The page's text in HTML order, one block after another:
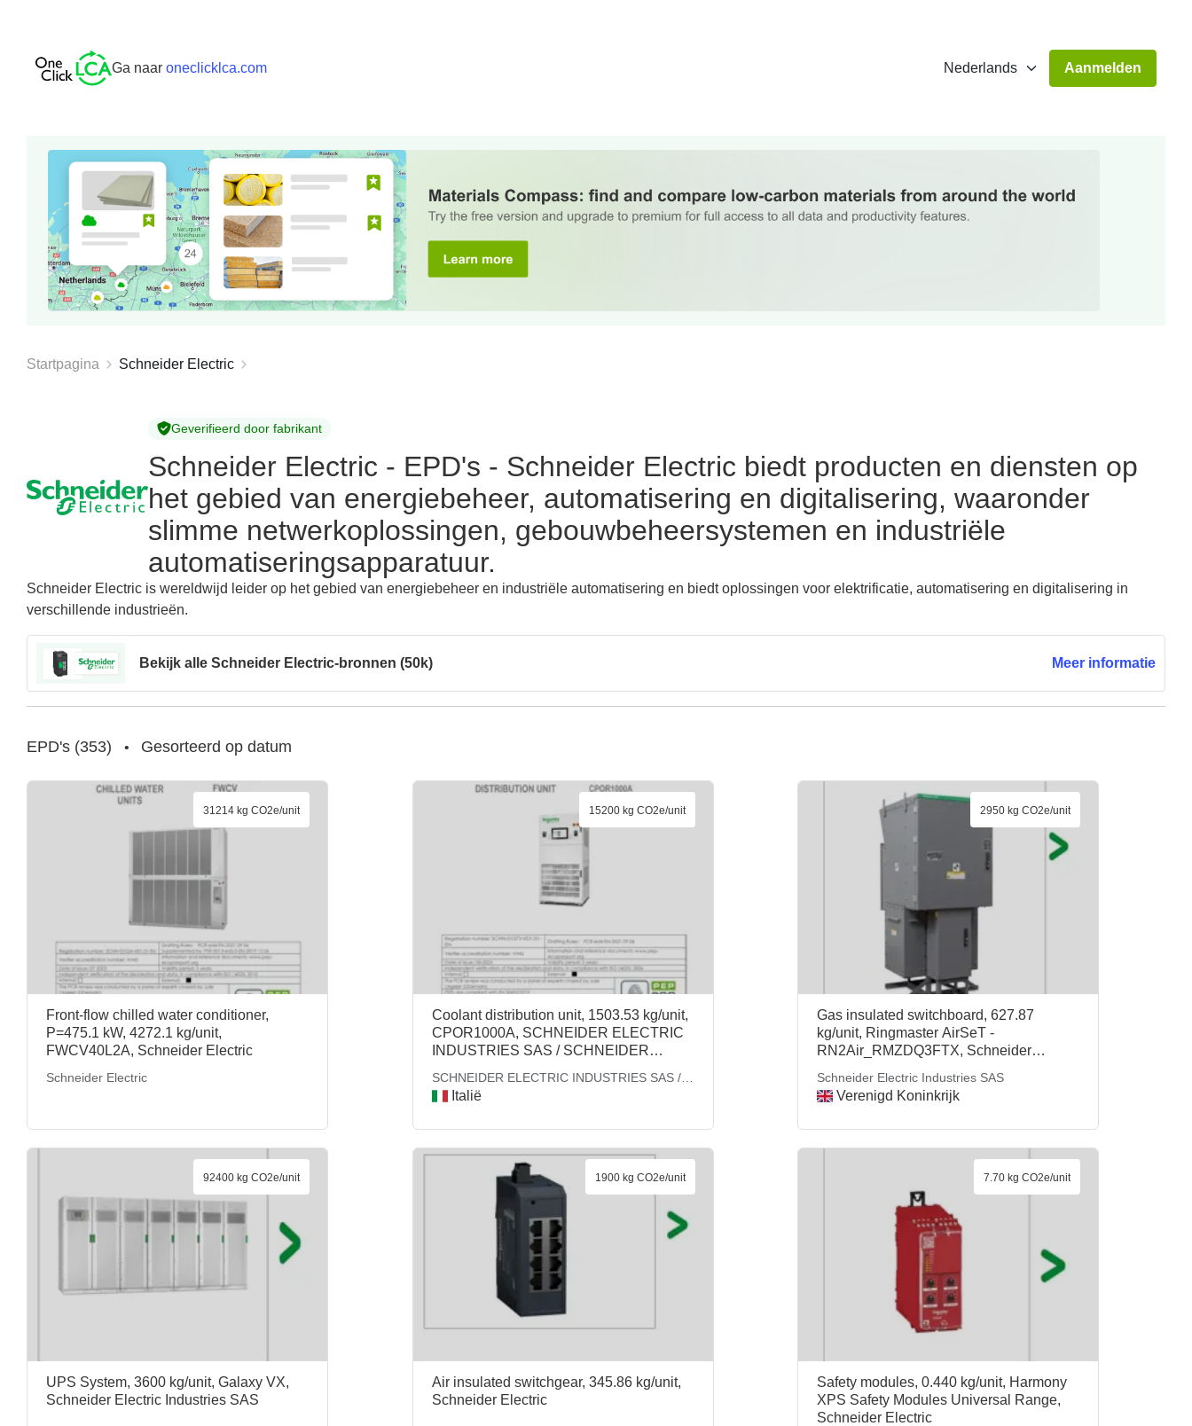
Ga naar oneclicklca.com Aanmelden
Startpagina Schneider Electric
Geverifieerd door fabrikant
Schneider Electric - EPD's - Schneider Electric biedt producten en diensten op
het gebied van energiebeheer, automatisering en digitalisering, waaronder
slimme netwerkoplossingen, gebouwbeheersystemen en industriële
automatiseringsapparatuur.
Schneider Electric is wereldwijd leider op het gebied van energiebeheer en industriële automatisering en biedt oplossingen voor elektrificatie, automatisering en digitalisering in
verschillende industrieën.
Bekijk alle Schneider Electric-bronnen (50k) Meer informatie
EPD's (353) • Gesorteerd op datum
Front-flow chilled water conditioner,
P=475.1 kW, 4272.1 kg/unit,
FWCV40L2A, Schneider Electric
Schneider Electric
31214 kg CO2e/unit
Coolant distribution unit, 1503.53 kg/unit,
CPOR1000A, SCHNEIDER ELECTRIC
INDUSTRIES SAS / SCHNEIDER
SCHNEIDER ELECTRIC INDUSTRIES SAS /
SCHNEIDER ELECTRIC - COOLING
Italië
15200 kg CO2e/unit
Gas insulated switchboard, 627.87
kg/unit, Ringmaster AirSeT -
RN2Air_RMZDQ3FTX, Schneider
Schneider Electric Industries SAS
Verenigd Koninkrijk
2950 kg CO2e/unit
UPS System, 3600 kg/unit, Galaxy VX,
Schneider Electric Industries SAS
92400 kg CO2e/unit
Air insulated switchgear, 345.86 kg/unit,
Schneider Electric
1900 kg CO2e/unit
Safety modules, 0.440 kg/unit, Harmony
XPS Safety Modules Universal Range,
Schneider Electric
7.70 kg CO2e/unit